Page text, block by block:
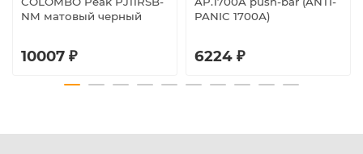
NM матовый черный
10007 ₽
PANIC 1700А)
6224 ₽